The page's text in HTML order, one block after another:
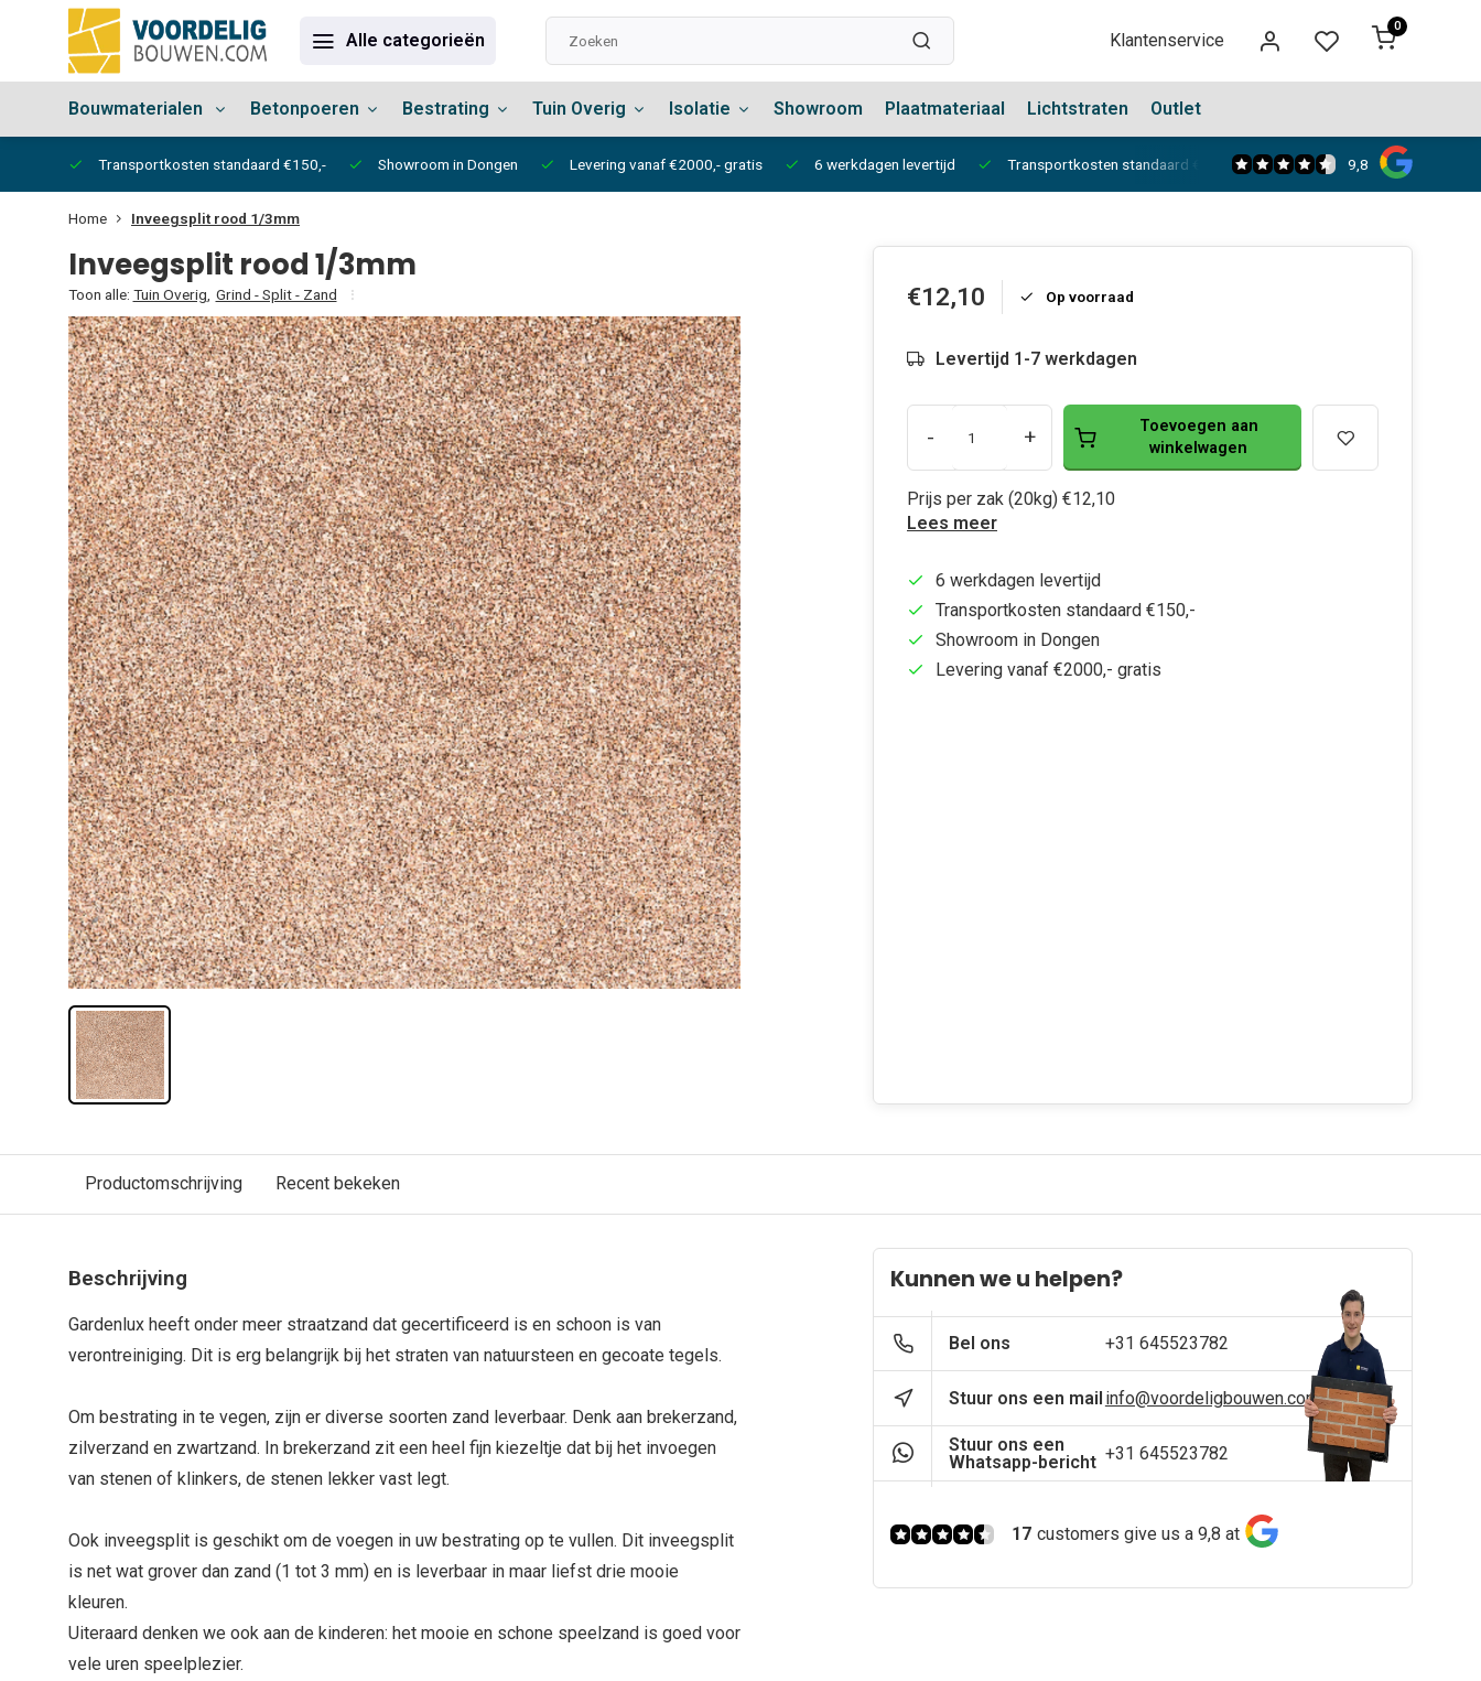
Alle categorieën Klantenservice
0
Bouwmaterialen Betonpoeren Bestrating Tuin Overig Isolatie Showroom Plaatmateriaal Lichtstraten Outlet
Transportkosten standaard €150,- Showroom in Dongen Levering vanaf €2000,- gratis 6 werkdagen levertijd Transportkosten standaard €150,- Showroom in Dongen
9,8
Home Inveegsplit rood 1/3mm
Inveegsplit rood 1/3mm
Toon alle: Tuin Overig Grind - Split - Zand €12,10 Op voorraad
Levertijd 1-7 werkdagen
- +
Toevoegen aan
winkelwagen
Prijs per zak (20kg) €12,10
Lees meer
6 werkdagen levertijd
Transportkosten standaard €150,-
Showroom in Dongen
Levering vanaf €2000,- gratis
Productomschrijving Recent bekeken
Beschrijving
Gardenlux heeft onder meer straatzand dat gecertificeerd is en schoon is van
verontreiniging. Dit is erg belangrijk bij het straten van natuursteen en gecoate tegels.
Om bestrating in te vegen, zijn er diverse soorten zand leverbaar. Denk aan brekerzand,
zilverzand en zwartzand. In brekerzand zit een heel fijn kiezeltje dat bij het invoegen
van stenen of klinkers, de stenen lekker vast legt.
Ook inveegsplit is geschikt om de voegen in uw bestrating op te vullen. Dit inveegsplit
is net wat grover dan zand (1 tot 3 mm) en is leverbaar in maar liefst drie mooie
kleuren.
Uiteraard denken we ook aan de kinderen: het mooie en schone speelzand is goed voor
vele uren speelplezier.
Kunnen we u helpen?
Bel ons +31 645523782
Stuur ons een mail info@voordeligbouwen.com
Stuur ons een
Whatsapp-bericht +31 645523782
17 customers give us a 9,8 at